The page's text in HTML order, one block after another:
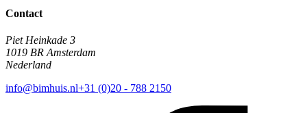
Contact
Piet Heinkade 3
1019 BR Amsterdam
Nederland
info@bimhuis.nl+31 (0)20 - 788 2150